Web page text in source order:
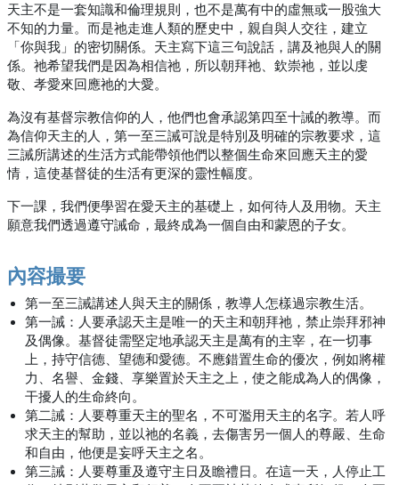
天主不是一套知識和倫理規則，也不是萬有中的虛無或一股強大
不知的力量。而是祂走進人類的歷史中，親自與人交往，建立
「你與我」的密切關係。天主寫下這三句說話，講及祂與人的關
係。祂希望我們是因為相信祂，所以朝拜祂、欽崇祂，並以虔
敬、孝愛來回應祂的大愛。
為沒有基督宗教信仰的人，他們也會承認第四至十誡的教導。而
為信仰天主的人，第一至三誡可說是特別及明確的宗教要求，這
三誡所講述的生活方式能帶領他們以整個生命來回應天主的愛
情，這使基督徒的生活有更深的靈性幅度。
下一課，我們便學習在愛天主的基礎上，如何待人及用物。天主
願意我們透過遵守誡命，最終成為一個自由和蒙恩的子女。
內容撮要
第一至三誡講述人與天主的關係，教導人怎樣過宗教生活。
第一誡：人要承認天主是唯一的天主和朝拜祂，禁止崇拜邪神
及偶像。基督徒需堅定地承認天主是萬有的主宰，在一切事
上，持守信德、望德和愛德。不應錯置生命的優次，例如將權
力、名譽、金錢、享樂置於天主之上，使之能成為人的偶像，
干擾人的生命終向。
第二誡：人要尊重天主的聖名，不可濫用天主的名字。若人呼
求天主的幫助，並以祂的名義，去傷害另一個人的尊嚴、生命
和自由，他便是妄呼天主之名。
第三誡：人要尊重及遵守主日及瞻禮日。在這一天，人停止工